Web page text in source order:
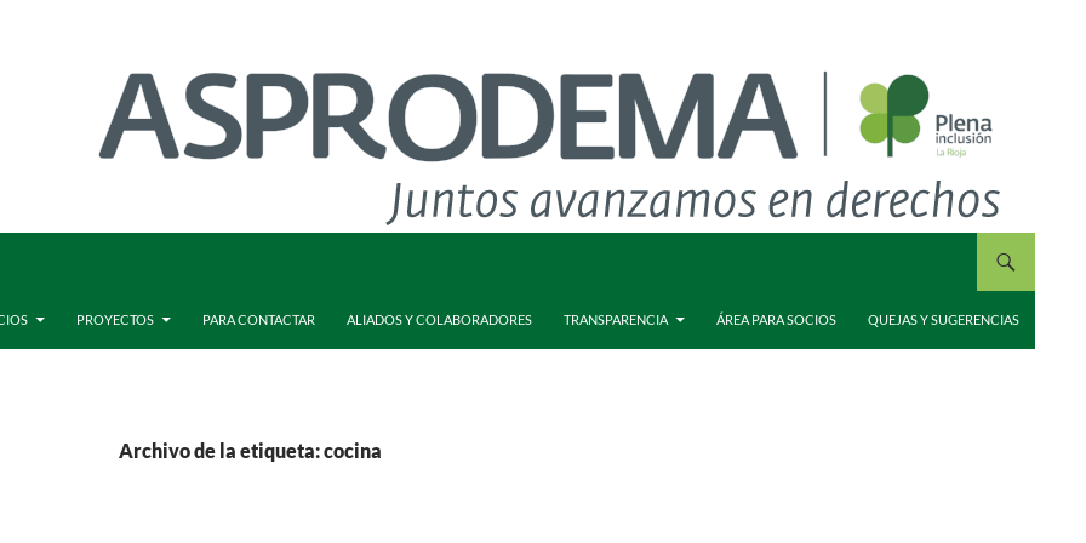
PROYECTOS PARA CONTACTAR ALIADOS Y COLABORADORES TRANSPARENCIA ÁREA PARA SOCIOS QUEJAS Y SUGERENCIAS
Archivo de la etiqueta: cocina